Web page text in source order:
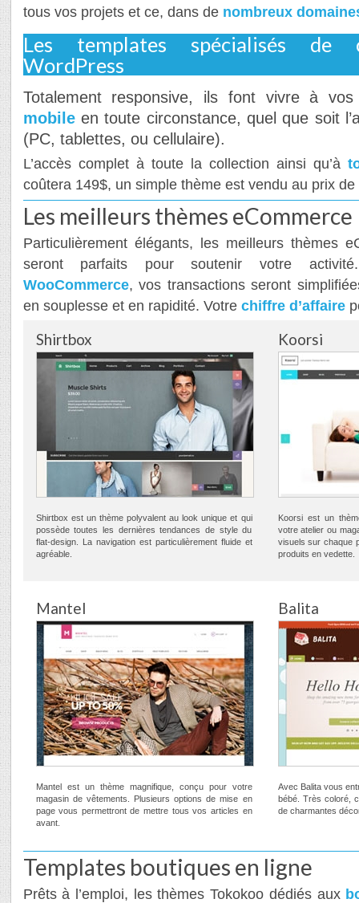
tous vos projets et ce, dans de nombreux
Les templates spécialisés de
WordPress
Totalement responsive, ils font vivre à vos
mobileen toute circonstance, quel que soit
(PC, tablettes, ou cellulaire).
L’accès complet à toute la collection ainsi qu’à
coûtera 149$, un simple thème est vendu au prix de
Les meilleurs thèmes eCommerce
Particulièrement élégants, les meilleurs thèmes
seront parfaits pour soutenir votre
WooCommerce, vos transactions seront
en souplesse et en rapidité. Votre chiffre d’affaire
Shirtbox
Shirtbox est un thème polyvalent au look unique et qui
possède toutes les dernières tendances de style du
flat-design. La navigation est particulièrement fluide et
agréable.
Koorsi
Koorsi est un
votre atelier ou
visuels sur chaque
produits en vedette.
Mantel
Mantel est un thème magnifique, conçu pour votre
magasin de vêtements. Plusieurs options de mise en
page vous permettront de mettre tous vos articles en
avant.
Balita
Avec Balita vous
bébé. Très coloré,
de charmantes
Templates boutiques en ligne
Prêts à l’emploi, les thèmes Tokokoo dédiés aux